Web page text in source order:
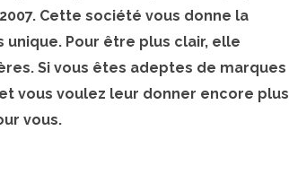
Cette société vous donne la
Pour être plus clair, elle
Si vous êtes adeptes de marques
vous voulez leur donner encore plus
vous.